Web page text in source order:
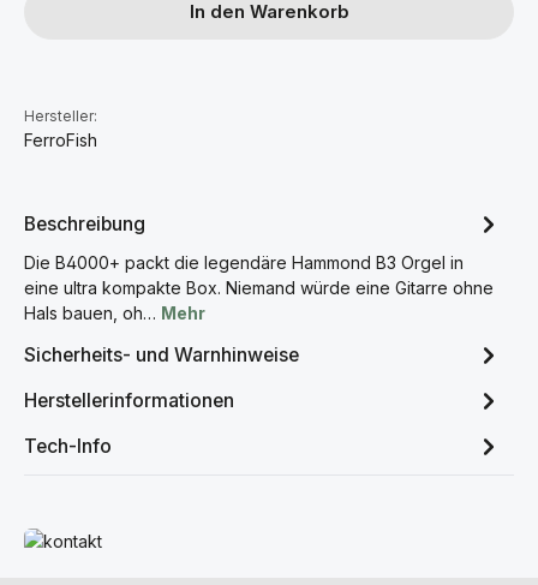
In den Warenkorb
Hersteller:
FerroFish
Beschreibung
Die B4000+ packt die legendäre Hammond B3 Orgel in
eine ultra kompakte Box. Niemand würde eine Gitarre ohne
Hals bauen, oh… Mehr
Sicherheits- und Warnhinweise
Herstellerinformationen
Tech-Info
Mehr erfahren